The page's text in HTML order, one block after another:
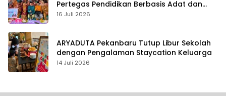
Pertegas Pendidikan Berbasis Adat dan
Karakter
16 Juli 2026
ARYADUTA Pekanbaru Tutup Libur Sekolah
dengan Pengalaman Staycation Keluarga
14 Juli 2026